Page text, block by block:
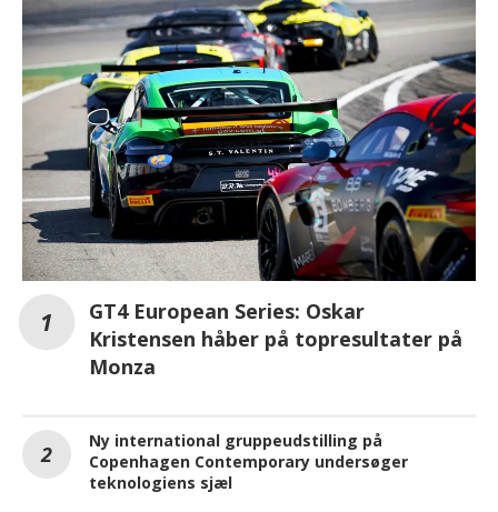
GT4 European Series: Oskar
Kristensen håber på topresultater på
Monza
Ny international gruppeudstilling på
Copenhagen Contemporary undersøger
teknologiens sjæl